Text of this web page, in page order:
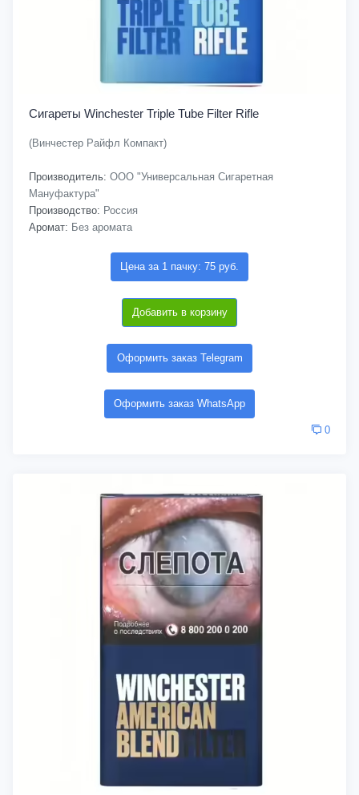
Сигареты Winchester Triple Tube Filter Rifle
(Винчестер Райфл Компакт)
Производитель: ООО "Универсальная Сигаретная
Мануфактура"
Производство: Россия
Аромат: Без аромата
Цена за 1 пачку: 75 руб.
Добавить в корзину
Оформить заказ Telegram
Оформить заказ WhatsApp
0